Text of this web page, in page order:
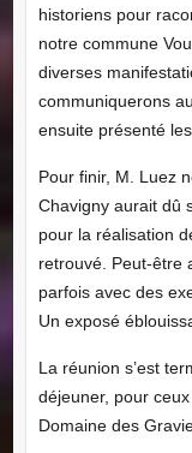
historiens pour
notre commune
diverses
communiquerons
ensuite présenté
Pour finir, M. Luez
Chavigny aurait dû
pour la réalisation
retrouvé. Peut-être
parfois avec des
Un exposé
La réunion s’est
déjeuner, pour
Domaine des